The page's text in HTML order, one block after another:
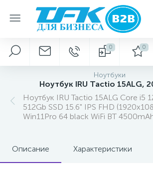
0 0
Ноутбуки
Ноутбук IRU Tactio 15ALG,
Ноутбук IRU Tactio 15ALG Core i5
512Gb SSD 15.6" IPS FHD
Win11Pro 64 black WiFi BT
Описание Характеристики